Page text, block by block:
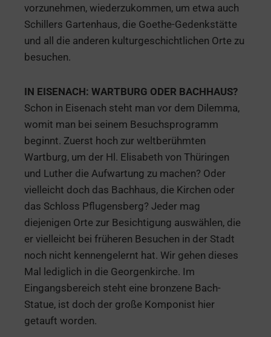
vorzunehmen, wiederzukommen, um etwa auch
Schillers Gartenhaus, die Goethe-Gedenkstätte
und all die anderen kulturgeschichtlichen Orte zu
besuchen.
IN EISENACH: WARTBURG ODER BACHHAUS?
Schon in Eisenach steht man vor dem Dilemma,
womit man bei seinem Besuchsprogramm
beginnt. Zuerst hoch zur weltberühmten
Wartburg, um der Hl. Elisabeth von Thüringen
und Luther die Aufwartung zu machen? Oder
vielleicht doch das Bachhaus, die Kirchen oder
das Schloss Pflugensberg? Jeder mag
diejenigen Orte zur Besichtigung auswählen, die
er vielleicht bei früheren Besuchen in der Stadt
noch nicht kennengelernt hat. Wir gehen dieses
Mal lediglich in die Georgenkirche. Im
Eingangsbereich steht eine bronzene Bach-
Statue, ist doch der große Komponist hier
getauft worden.